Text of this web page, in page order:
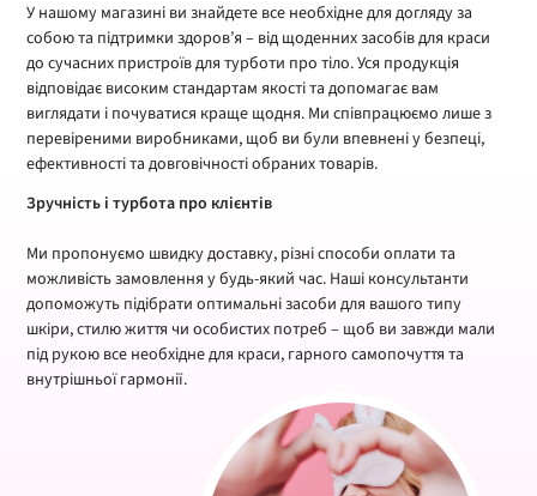
У нашому магазині ви знайдете все необхідне для догляду за
собою та підтримки здоров’я – від щоденних засобів для краси
до сучасних пристроїв для турботи про тіло. Уся продукція
відповідає високим стандартам якості та допомагає вам
виглядати і почуватися краще щодня. Ми співпрацюємо лише з
перевіреними виробниками, щоб ви були впевнені у безпеці,
ефективності та довговічності обраних товарів.
Зручність і турбота про клієнтів
Ми пропонуємо швидку доставку, різні способи оплати та
можливість замовлення у будь-який час. Наші консультанти
допоможуть підібрати оптимальні засоби для вашого типу
шкіри, стилю життя чи особистих потреб – щоб ви завжди мали
під рукою все необхідне для краси, гарного самопочуття та
внутрішньої гармонії.